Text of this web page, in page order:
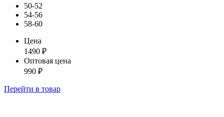
50-52
54-56
58-60
Цена
1490 ₽
Оптовая цена
990 ₽
Перейти в товар